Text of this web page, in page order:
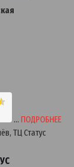
… ПОДРОБНЕЕ